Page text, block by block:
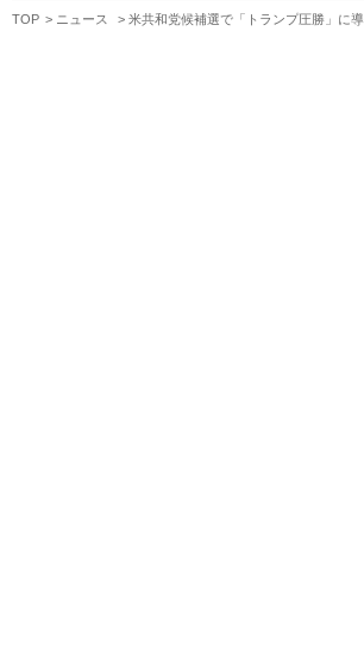
TOP ニュース 米共和党候補選で「トランプ圧勝」に